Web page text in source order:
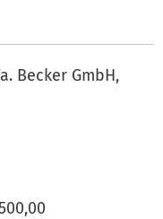
GmbH,